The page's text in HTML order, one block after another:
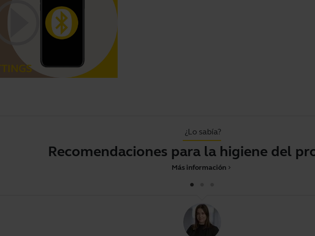
¿Lo sabía?
Recomendaciones para la higiene del
chevron_right
Más información